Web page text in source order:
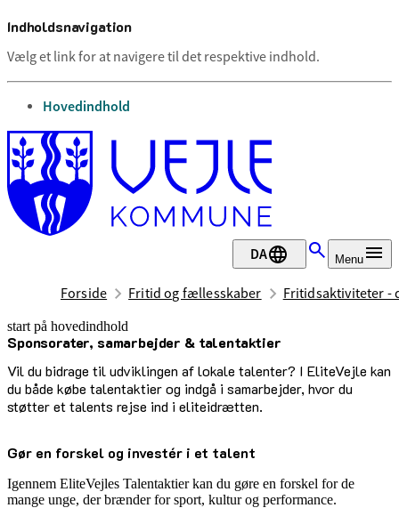
Indholdsnavigation
Vælg et link for at navigere til det respektive indhold.
gå til
Hovedindhold
DA Menu
Forside Fritid og fællesskaber Fritidsaktiviteter -
start på hovedindhold
Sponsorater, samarbejder & talentaktier
Vil du bidrage til udviklingen af lokale talenter? I EliteVejle kan
du både købe talentaktier og indgå i samarbejder, hvor du
støtter et talents rejse ind i eliteidrætten.
senest opdateret 24. oktober 2025
Gør en forskel og investér i et talent
Igennem EliteVejles Talentaktier kan du gøre en forskel for de
mange unge, der brænder for sport, kultur og performance.